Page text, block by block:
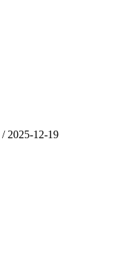
/ 2025-12-19